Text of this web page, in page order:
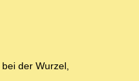
der Wurzel,